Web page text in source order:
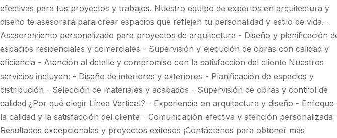
efectivas para tus proyectos y trabajos. Nuestro equipo de expertos en arquitectura y
diseño te asesorará para crear espacios que reflejen tu personalidad y estilo de vida. -
Asesoramiento personalizado para proyectos de arquitectura - Diseño y planificación
espacios residenciales y comerciales - Supervisión y ejecución de obras con calidad y
eficiencia - Atención al detalle y compromiso con la satisfacción del cliente Nuestros
servicios incluyen: - Diseño de interiores y exteriores - Planificación de espacios y
distribución - Selección de materiales y acabados - Supervisión de obras y control de
calidad ¿Por qué elegir Línea Vertical? - Experiencia en arquitectura y diseño - Enfoque
la calidad y la satisfacción del cliente - Comunicación efectiva y atención personalizada
Resultados excepcionales y proyectos exitosos ¡Contáctanos para obtener más